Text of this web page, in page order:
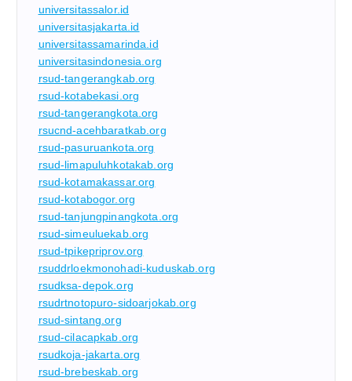
universitassalor.id
universitasjakarta.id
universitassamarinda.id
universitasindonesia.org
rsud-tangerangkab.org
rsud-kotabekasi.org
rsud-tangerangkota.org
rsucnd-acehbaratkab.org
rsud-pasuruankota.org
rsud-limapuluhkotakab.org
rsud-kotamakassar.org
rsud-kotabogor.org
rsud-tanjungpinangkota.org
rsud-simeuluekab.org
rsud-tpikepriprov.org
rsuddrloekmonohadi-kuduskab.org
rsudksa-depok.org
rsudrtnotopuro-sidoarjokab.org
rsud-sintang.org
rsud-cilacapkab.org
rsudkoja-jakarta.org
rsud-brebeskab.org